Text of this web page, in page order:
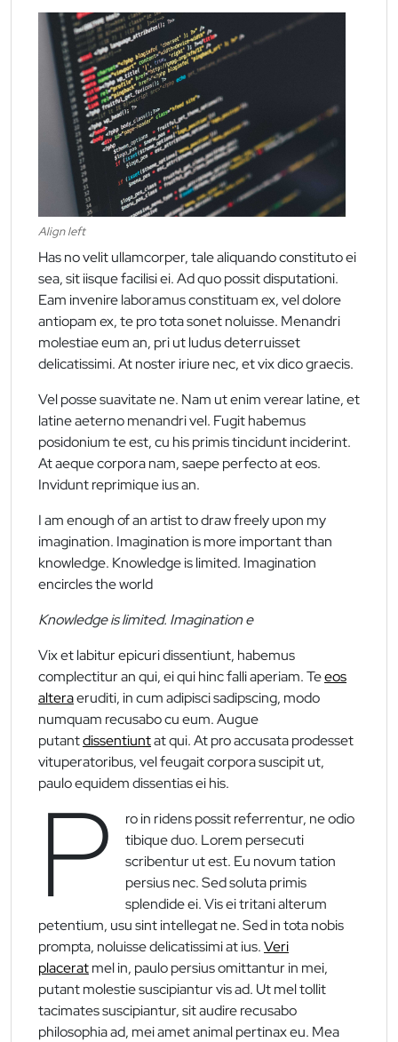
Align left
Has no velit ullamcorper, tale aliquando constituto ei
sea, sit iisque facilisi ei. Ad quo possit disputationi.
Eam invenire laboramus constituam ex, vel dolore
antiopam ex, te pro tota sonet noluisse. Menandri
molestiae eum an, pri ut ludus deterruisset
delicatissimi. At noster iriure nec, et vix dico graecis.
Vel posse suavitate ne. Nam ut enim verear latine, et
latine aeterno menandri vel. Fugit habemus
posidonium te est, cu his primis tincidunt inciderint.
At aeque corpora nam, saepe perfecto at eos.
Invidunt reprimique ius an.
I am enough of an artist to draw freely upon my
imagination. Imagination is more important than
knowledge. Knowledge is limited. Imagination
encircles the world
Knowledge is limited. Imagination e
Vix et labitur epicuri dissentiunt, habemus
complectitur an qui, ei qui hinc falli aperiam. Teeos
alteraeruditi, in cum adipisci sadipscing, modo
numquam recusabo cu eum. Augue
putantdissentiuntat qui. At pro accusata prodesset
vituperatoribus, vel feugait corpora suscipit ut,
paulo equidem dissentias ei his.
P
ro in ridens possit referrentur, ne odio
tibique duo. Lorem persecuti
scribentur ut est. Eu novum tation
persius nec. Sed soluta primis
splendide ei. Vis ei tritani alterum
petentium, usu sint intellegat ne. Sed in tota nobis
prompta, noluisse delicatissimi at ius.Veri
placeratmel in, paulo persius omittantur in mei,
putant molestie suscipiantur vis ad. Ut mel tollit
tacimates suscipiantur, sit audire recusabo
philosophia ad, mei amet animal pertinax eu. Mea